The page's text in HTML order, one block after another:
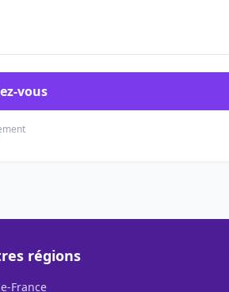
vous
régions
France